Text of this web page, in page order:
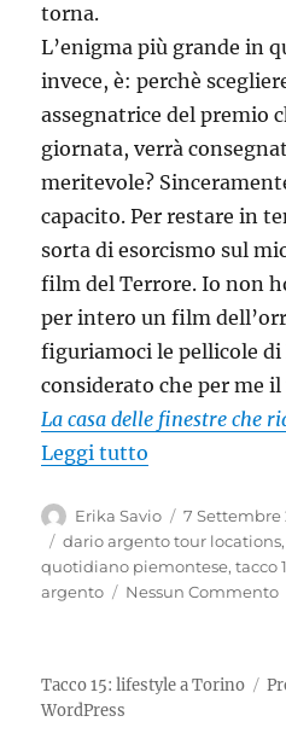
torna.
L’enigma più grande in
invece, è: perchè
assegnatrice del premio
giornata, verrà
meritevole?
capacito. Per restare in
sorta di esorcismo sul
film del Terrore. Io non
per intero un film
figuriamoci le pellicole
considerato che per me
La casa delle finestre che
Leggi tutto
Autore
Erika Savio
Pubblicato
il
7 Settembre
Tag
dario argento tour locations
quotidiano piemontese,tacco
argento
Nessun Commento
Tacco 15: lifestyle a Torino
WordPress